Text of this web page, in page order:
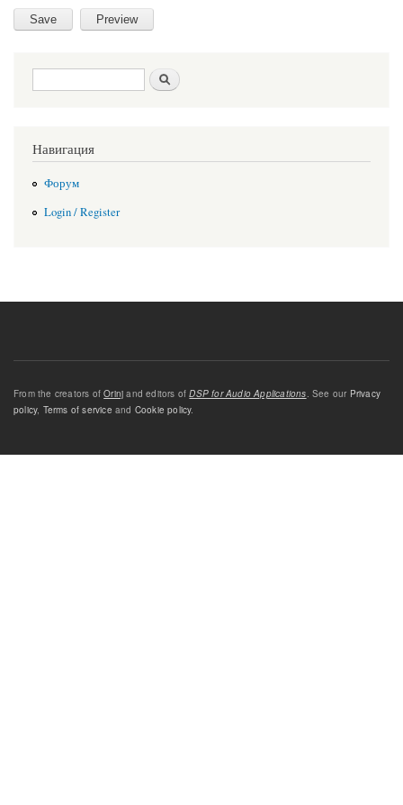
Search form
Навигация
Форум
Login / Register
From the creators ofOrinj and editors ofDSP for Audio Applications . See our Privacy
policy, Terms of service and Cookie policy.